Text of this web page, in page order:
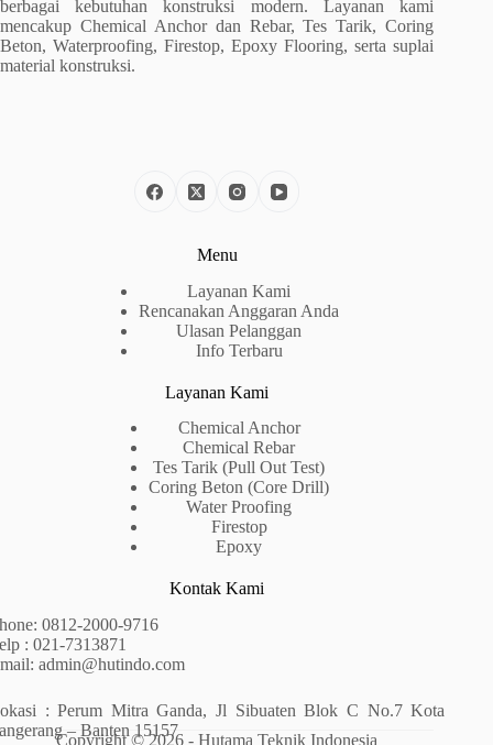
berbagai kebutuhan konstruksi modern. Layanan kami
mencakup Chemical Anchor dan Rebar, Tes Tarik, Coring
Beton, Waterproofing, Firestop, Epoxy Flooring, serta suplai
material konstruksi.
Menu
Layanan Kami
Rencanakan Anggaran Anda
Ulasan Pelanggan
Info Terbaru
Layanan Kami
Chemical Anchor
Chemical Rebar
Tes Tarik (Pull Out Test)
Coring Beton (Core Drill)
Water Proofing
Firestop
Epoxy
Kontak Kami
0812-2000-9716
: 021-7313871
admin@hutindo.com
:Perum Mitra Ganda, Jl Sibuaten Blok C No.7 Kota
– Banten 15157
Copyright © 2026 - Hutama Teknik Indonesia